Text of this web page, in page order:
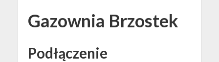
Gazownia Brzostek
Podłączenie